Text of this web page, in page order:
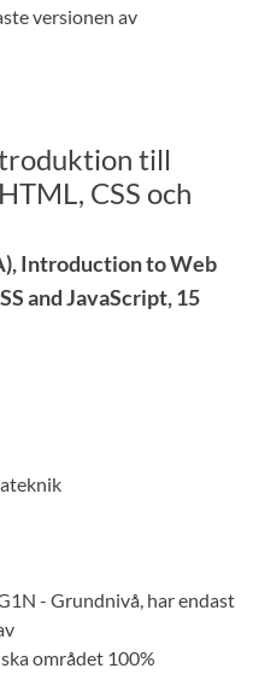
versionen av
till
CSS och
Introduction to Web
and JavaScript, 15
- Grundnivå, har endast
området 100%